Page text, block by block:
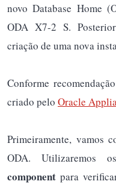
novo Database Home
ODA X7-2 S.
criação de uma nova
Conforme
criado pelo Oracle
Primeiramente, vamos
ODA. Utilizaremos
component para